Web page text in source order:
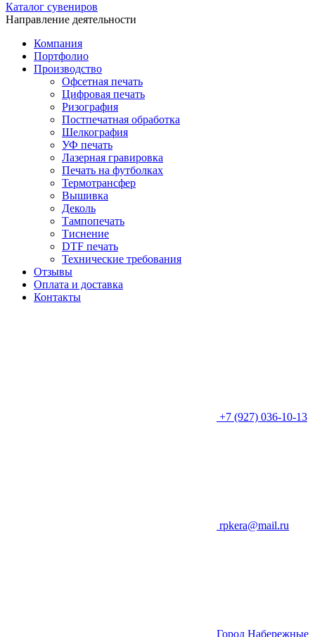
Каталог сувениров
Направление деятельности
Компания
Портфолио
Производство
Офсетная печать
Цифровая печать
Ризография
Постпечатная обработка
Шелкография
УФ печать
Лазерная гравировка
Печать на футболках
Термотрансфер
Вышивка
Деколь
Тампопечать
Тиснение
DTF печать
Технические требования
Отзывы
Оплата и доставка
Контакты
+7 (927) 036-10-13
rpkera@mail.ru
Город Набережные